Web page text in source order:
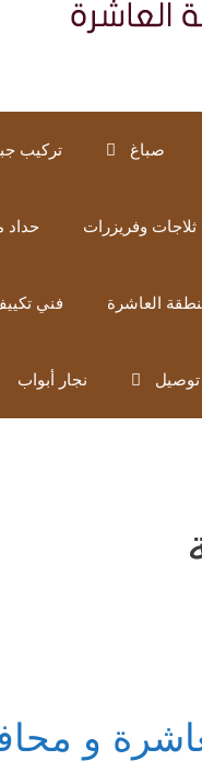
صباغ تركيب
وفريزرات حداد
العاشرة فني
نجار أبواب
و